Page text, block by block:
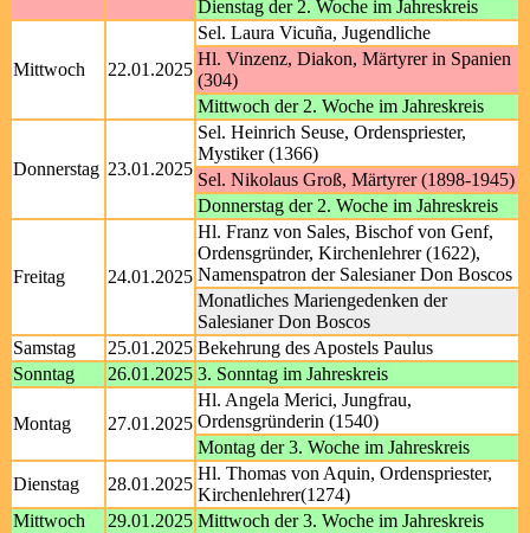
Dienstag der 2. Woche im Jahreskreis
Mittwoch 22.01.2025
Sel. Laura Vicuña, Jugendliche
Hl. Vinzenz, Diakon, Märtyrer in Spanien
(304)
Mittwoch der 2. Woche im Jahreskreis
Donnerstag 23.01.2025
Sel. Heinrich Seuse, Ordenspriester,
Mystiker (1366)
Sel. Nikolaus Groß, Märtyrer (1898-1945)
Donnerstag der 2. Woche im Jahreskreis
Freitag 24.01.2025
Hl. Franz von Sales, Bischof von Genf,
Ordensgründer, Kirchenlehrer (1622),
Namenspatron der Salesianer Don Boscos
Monatliches Mariengedenken der
Salesianer Don Boscos
Samstag
25.01.2025 Bekehrung des Apostels Paulus
Sonntag
26.01.2025 3. Sonntag im Jahreskreis
Montag 27.01.2025
Hl. Angela Merici, Jungfrau,
Ordensgründerin (1540)
Montag der 3. Woche im Jahreskreis
Dienstag
28.01.2025
Hl. Thomas von Aquin, Ordenspriester,
Kirchenlehrer(1274)
Mittwoch
29.01.2025 Mittwoch der 3. Woche im Jahreskreis